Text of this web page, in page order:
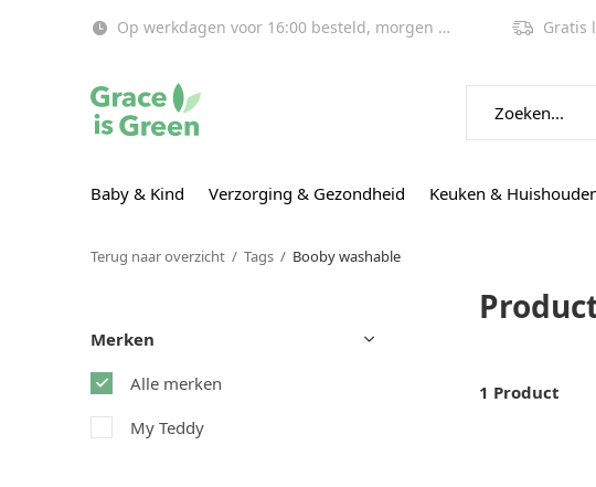
Baby & Kind Verzorging & Gezondheid Keuken &
Op werkdagen voor 16:00 besteld, morgen in huis! Gratis
Terug naar overzicht Tags Booby washable
1 Product
Merken
Alle merken
My Teddy